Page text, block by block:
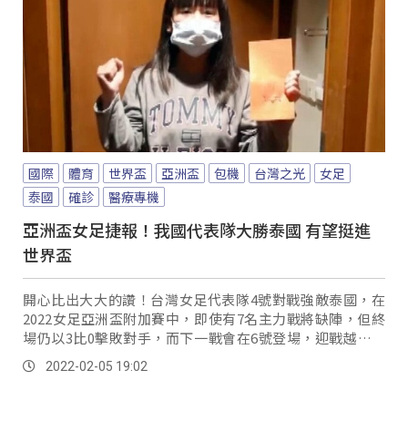
國際 體育 世界盃 亞洲盃 包機 台灣之光
女足
泰國
確診 醫療專機
亞洲盃女足捷報！我國代表隊大勝泰國 有望挺進
世界盃
開心比出大大的讚！台灣女足代表隊4號對戰強敵泰國，在
2022女足亞洲盃附加賽中，即使有7名主力戰將缺陣，但終
場仍以3比0擊敗對手，而下一戰會在6號登場，迎戰越南，
只要踢和，就可取得睽違32年的世界盃女...。
2022-02-05 19:02